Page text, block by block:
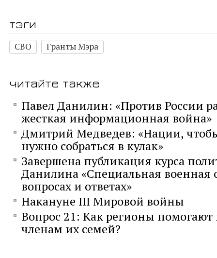
тэги
СВО Гранты Мэра
читайте также
Павел Данилин: «Против России
жесткая информационная война»
Дмитрий Медведев: «Нации,
нужно собраться в кулак»
Завершена публикация курса
Данилина «Специальная военная
вопросах и ответах»
Накануне III Мировой войны
Вопрос 21: Как регионы
членам их семей?